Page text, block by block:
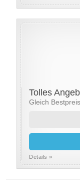
Tolles
Gleich
Details »